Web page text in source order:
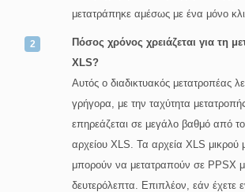
μετατράπηκε αμέσως με ένα μόνο
Πόσος χρόνος χρειάζεται για τη
XLS?
Αυτός ο διαδικτυακός μετατροπέας
γρήγορα, με την ταχύτητα
επηρεάζεται σε μεγάλο βαθμό από
αρχείου XLS. Τα αρχεία XLS μικρού
μπορούν να μετατραπούν σε PPSX
δευτερόλεπτα. Επιπλέον, εάν έχετε